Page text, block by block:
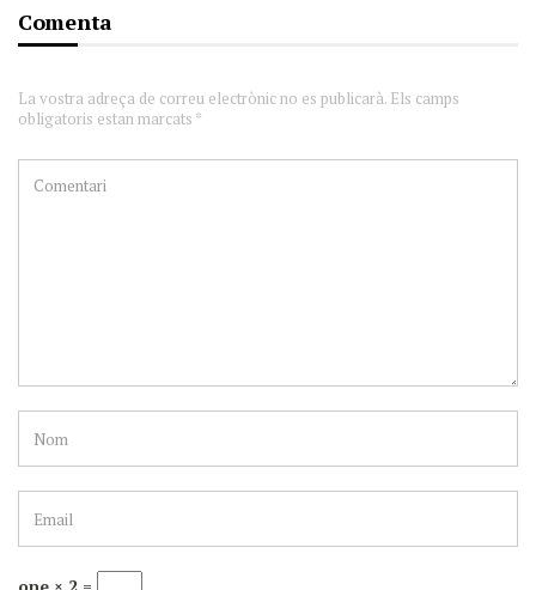
Comenta
La vostra adreça de correu electrònic no es publicarà. Els camps
obligatoris estan marcats *